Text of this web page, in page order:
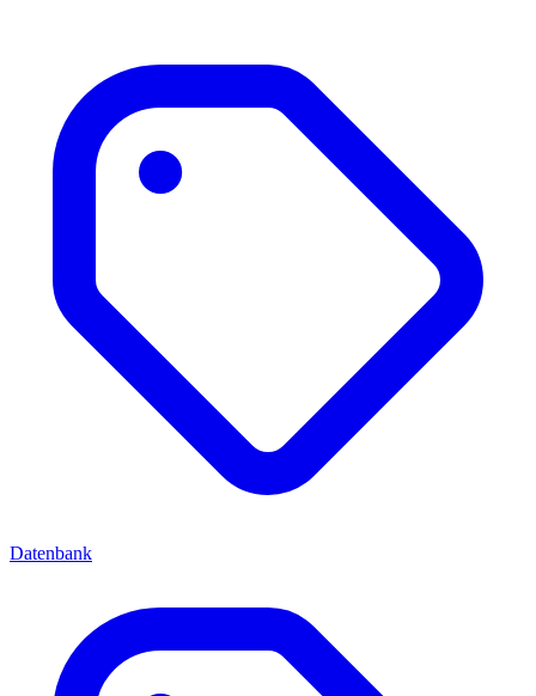
Datenbank